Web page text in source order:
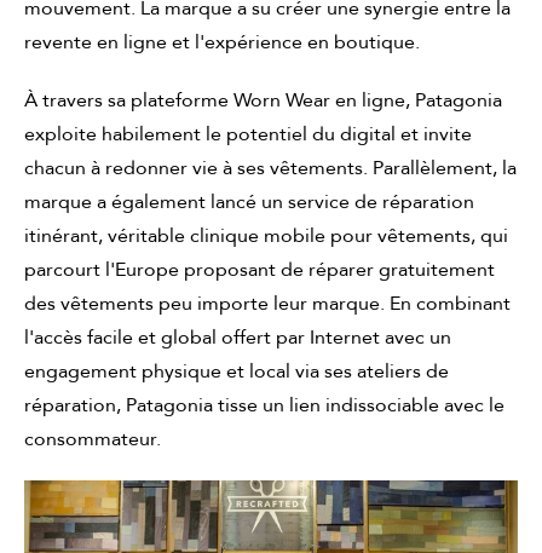
mouvement. La marque a su créer une synergie entre la
revente en ligne et l'expérience en boutique.
À travers sa plateforme Worn Wear en ligne, Patagonia
exploite habilement le potentiel du digital et invite
chacun à redonner vie à ses vêtements. Parallèlement, la
marque a également lancé un service de réparation
itinérant, véritable clinique mobile pour vêtements, qui
parcourt l'Europe proposant de réparer gratuitement
des vêtements peu importe leur marque. En combinant
l'accès facile et global offert par Internet avec un
engagement physique et local via ses ateliers de
réparation, Patagonia tisse un lien indissociable avec le
consommateur.